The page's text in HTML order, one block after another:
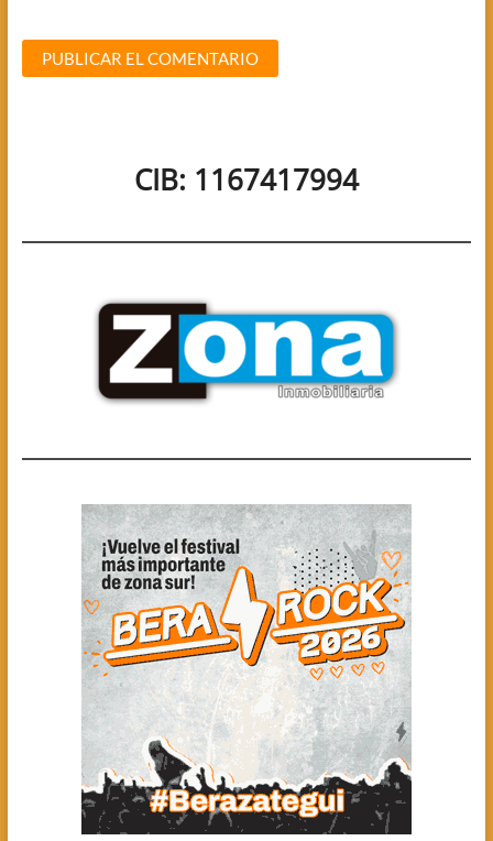
CIB: 1167417994